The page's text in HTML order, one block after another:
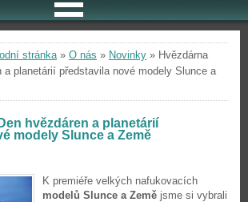
stránka» O nás » Novinky » Hvězdárna
a planetárií představila nové modely Slunce a
hvězdáren a planetárií
modely Slunce a Země
K premiéře velkých nafukovacích
modelů Slunce a Země jsme si vybrali